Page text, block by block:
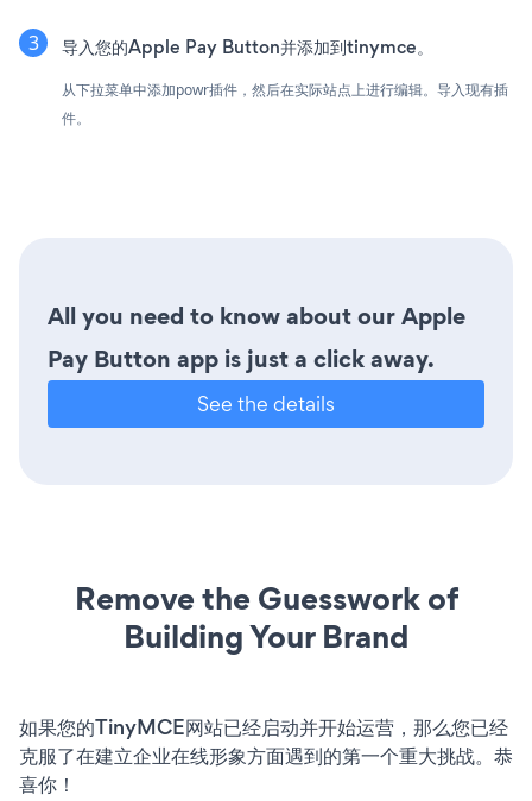
导入您的Apple Pay Button并添加到tinymce。
从下拉菜单中添加powr插件，然后在实际站点上进行编辑。导入现有插
件。
All you need to know about our Apple
Pay Button app is just a click away.
See the details
Remove the Guesswork of
Building Your Brand
如果您的TinyMCE网站已经启动并开始运营，那么您已经
克服了在建立企业在线形象方面遇到的第一个重大挑战。恭
喜你！